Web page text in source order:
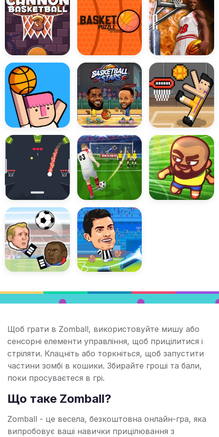
Щоб грати в Zomball, використовуйте мишу або
сенсорні елементи управління, щоб прицілитися і
стріляти. Клацніть або торкніться, щоб запустити
частини зомбі в кошики. Збирайте гроші та бали,
поки просуваєтеся в грі.
Що таке Zomball?
Zomball - це весела, безкоштовна онлайн-гра, яка
випробовує ваші навички прицілювання з